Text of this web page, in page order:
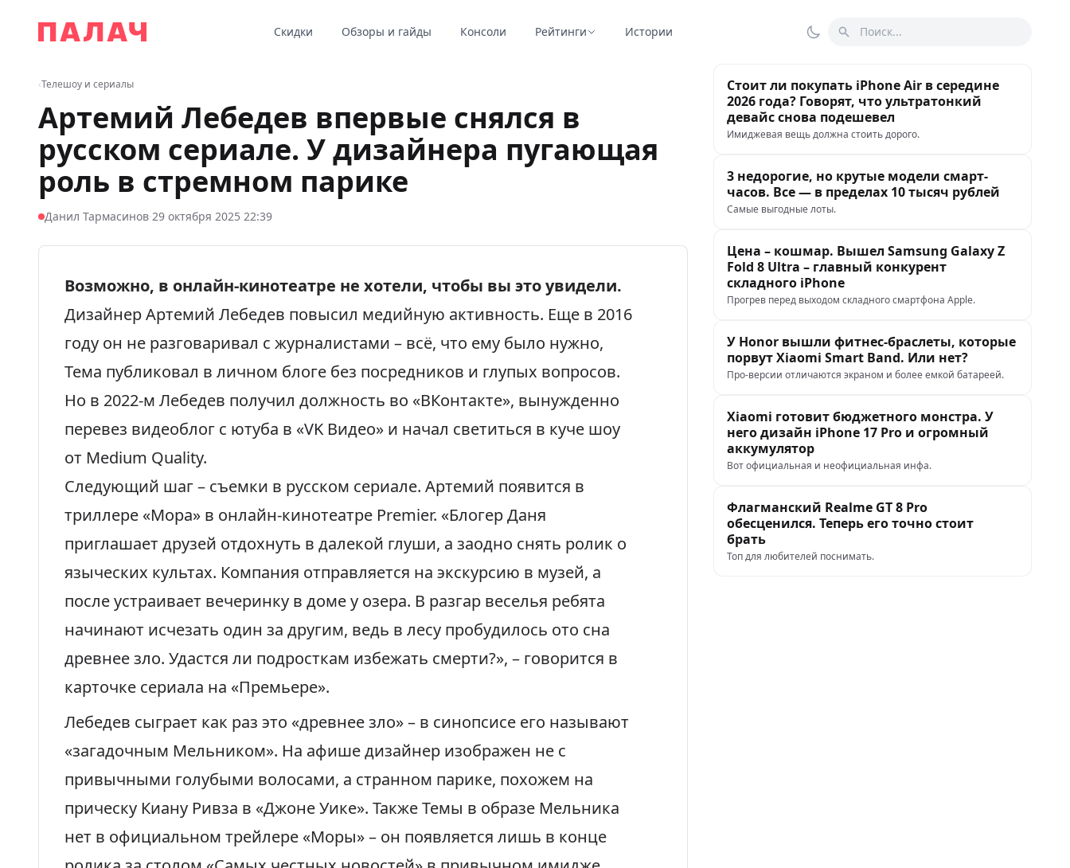
Палач
Скидки Обзоры и гайды Консоли Рейтинги Истории Переключить тему
Поиск
‹Телешоу и сериалы
Артемий Лебедев впервые снялся в
русском сериале. У дизайнера пугающая
роль в стремном парике
Данил Тармасинов·29 октября 2025 22:39
Возможно, в онлайн-кинотеатре не хотели, чтобы вы это увидели.
Дизайнер Артемий Лебедев повысил медийную активность. Еще в 2016
году он не разговаривал с журналистами – всё, что ему было нужно,
Тема публиковал в личном блоге без посредников и глупых вопросов.
Но в 2022-м Лебедев получил должность во «ВКонтакте», вынужденно
перевез видеоблог с ютуба в «VK Видео» и начал светиться в куче шоу
от Medium Quality.
Следующий шаг – съемки в русском сериале. Артемий появится в
триллере «Мора» в онлайн-кинотеатре Premier. «Блогер Даня
приглашает друзей отдохнуть в далекой глуши, а заодно снять ролик о
языческих культах. Компания отправляется на экскурсию в музей, а
после устраивает вечеринку в доме у озера. В разгар веселья ребята
начинают исчезать один за другим, ведь в лесу пробудилось ото сна
древнее зло. Удастся ли подросткам избежать смерти?», – говорится в
карточке сериала на «Премьере».
Лебедев сыграет как раз это «древнее зло» – в синопсисе его называют
«загадочным Мельником». На афише дизайнер изображен не с
привычными голубыми волосами, а странном парике, похожем на
прическу Киану Ривза в «Джоне Уике». Также Темы в образе Мельника
нет в официальном трейлере «Моры» – он появляется лишь в конце
Стоит ли покупать iPhone Air в середине
2026 года? Говорят, что ультратонкий
девайс снова подешевел
Имиджевая вещь должна стоить дорого.
3 недорогие, но крутые модели смарт-
часов. Все — в пределах 10 тысяч рублей
Самые выгодные лоты.
Цена – кошмар. Вышел Samsung Galaxy Z
Fold 8 Ultra – главный конкурент
складного iPhone
Прогрев перед выходом складного смартфона Apple.
У Honor вышли фитнес-браслеты, которые
порвут Xiaomi Smart Band. Или нет?
Про-версии отличаются экраном и более емкой батареей.
Xiaomi готовит бюджетного монстра. У
него дизайн iPhone 17 Pro и огромный
аккумулятор
Вот официальная и неофициальная инфа.
Флагманский Realme GT 8 Pro
обесценился. Теперь его точно стоит
брать
Топ для любителей поснимать.